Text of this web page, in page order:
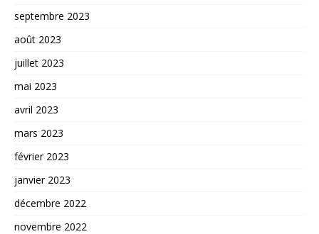
septembre 2023
août 2023
juillet 2023
mai 2023
avril 2023
mars 2023
février 2023
janvier 2023
décembre 2022
novembre 2022